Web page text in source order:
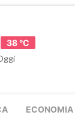
38 °C
ECONOMIA